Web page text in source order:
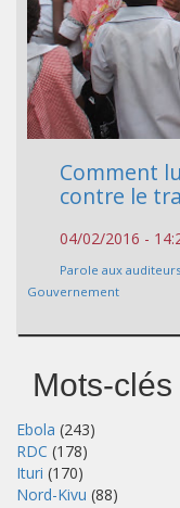
Comment
contre le
04/02/2016 -
Parole aux auditeurs
Gouvernement
Mots-
Ebola (243)
RDC (178)
Ituri (170)
Nord-Kivu (88)